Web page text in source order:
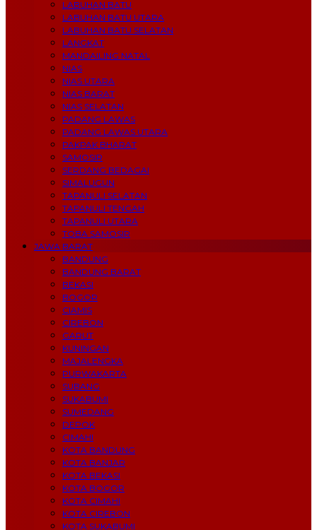
LABUHAN BATU
LABUHAN BATU UTARA
LABUHAN BATU SELATAN
LANGKAT
MANDAILING NATAL
NIAS
NIAS UTARA
NIAS BARAT
NIAS SELATAN
PADANG LAWAS
PADANG LAWAS UTARA
PAKPAK BHARAT
SAMOSIR
SERDANG BEDAGAI
SIMALUGUN
TAPANULI SELATAN
TAPANULI TENGAH
TAPANULI UTARA
TOBA SAMOSIR
JAWA BARAT
BANDUNG
BANDUNG BARAT
BEKASI
BOGOR
CIAMIS
CIREBON
GARUT
KUNINGAN
MAJALENGKA
PURWAKARTA
SUBANG
SUKABUMI
SUMEDANG
DEPOK
CIMAHI
KOTA BANDUNG
KOTA BANJAR
KOTA BEKASI
KOTA BOGOR
KOTA CIMAHI
KOTA CIREBON
KOTA SUKABUMI